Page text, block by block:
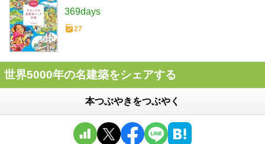
369days
27
世界5000年の名建築をシェアする
本つぶやきをつぶやく